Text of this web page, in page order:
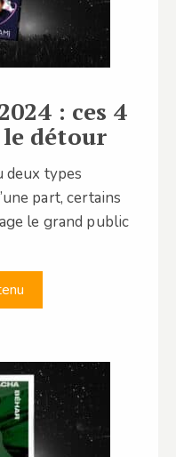
: ces 4
détour
deux types
part, certains
le grand public